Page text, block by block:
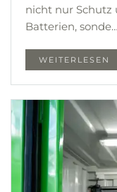
nicht nur Schutz
Batterien, sonde…
WEITERLESEN